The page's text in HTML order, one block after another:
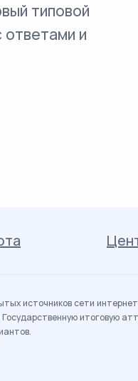
типовой
ответами и
источников сети
итоговую